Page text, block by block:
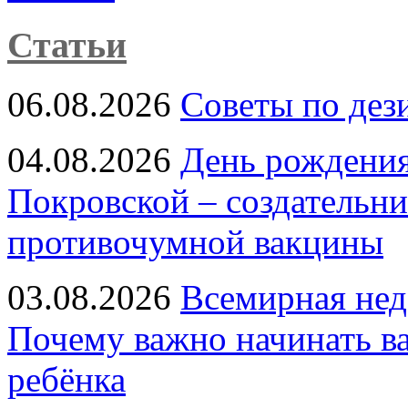
Статьи
06.08.2026 Советы по
04.08.2026 День
Покровской –
противочумной вакцины
03.08.2026 Всемирная
Почему важно начинать
ребёнка